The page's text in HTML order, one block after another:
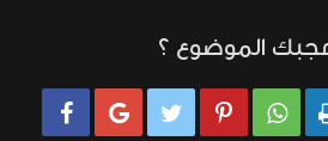
الموضوع ؟
    